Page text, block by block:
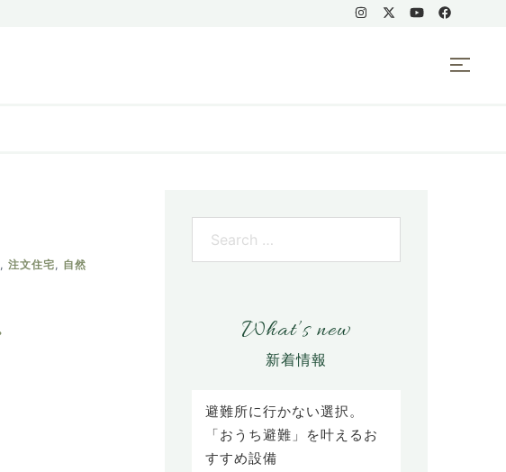
,注文住宅, 自然
What’s new
避難所に行かない選択。
「おうち避難」を叶えるお
すすめ設備